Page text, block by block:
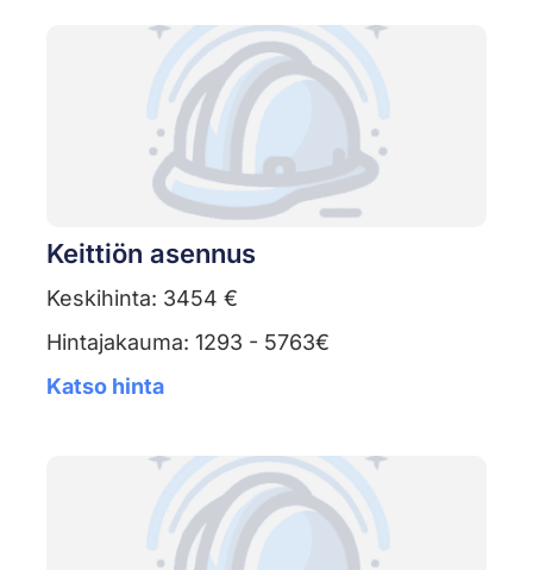
Keittiön asennus
Keskihinta: 3454 €
Hintajakauma: 1293 - 5763€
Katso hinta